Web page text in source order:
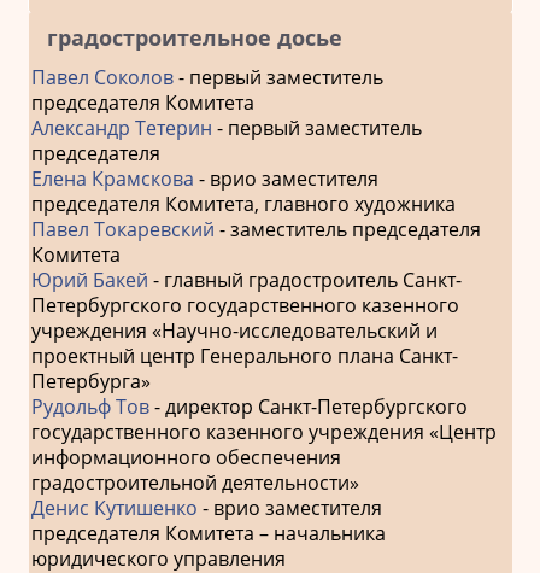
градостроительное досье
Павел Соколов- первый заместитель
председателя Комитета
Александр Тетерин - первый заместитель
председателя
Елена Крамскова - врио заместителя
председателя Комитета, главного художника
Павел Токаревский - заместитель председателя
Комитета
Юрий Бакей - главный градостроитель Санкт-
Петербургского государственного казенного
учреждения «Научно-исследовательский и
проектный центр Генерального плана Санкт-
Петербурга»
Рудольф Тов- директор Санкт-Петербургского
государственного казенного учреждения «Центр
информационного обеспечения
градостроительной деятельности»
Денис Кутишенко - врио заместителя
председателя Комитета – начальника
юридического управления